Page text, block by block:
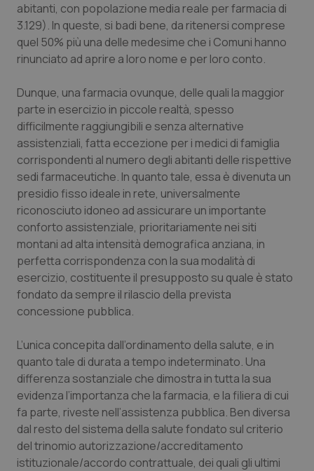
Sardegna
Sicilia
Toscana
Umbria
Valle D’Aosta
Veneto
Malattia di Crohn & Rettocolite Ulcerosa
Neuroscienze & patologie neurodegenerative
Obesità
Oftalmologia
Oncodermatologia
Oncoematologia
Oncologia & Nutrizione
Psoriasi & pelle
Quotidiano Cardiologia
Quotidiano Chirurgia
Quotidiano Oncologia
Quotidiano Pediatria
Rene & patologie urogenitali
abitanti, con popolazione media reale per farmacia di
3.129). In queste, si badi bene, da ritenersi comprese
quel 50% più una delle medesime che i Comuni hanno
rinunciato ad aprire a loro nome e per loro conto.
Dunque, una farmacia ovunque, delle quali la maggior
parte in esercizio in piccole realtà, spesso
difficilmente raggiungibili e senza alternative
assistenziali, fatta eccezione per i medici di famiglia
corrispondenti al numero degli abitanti delle rispettive
sedi farmaceutiche. In quanto tale, essa è divenuta un
presidio fisso ideale in rete, universalmente
riconosciuto idoneo ad assicurare un importante
conforto assistenziale, prioritariamente nei siti
montani ad alta intensità demografica anziana, in
perfetta corrispondenza con la sua modalità di
esercizio, costituente il presupposto su quale è stato
fondato da sempre il rilascio della prevista
concessione pubblica.
L’unica concepita dall’ordinamento della salute, e in
quanto tale di durata a tempo indeterminato. Una
differenza sostanziale che dimostra in tutta la sua
evidenza l’importanza che la farmacia, e la filiera di cui
fa parte, riveste nell’assistenza pubblica. Ben diversa
dal resto del sistema della salute fondato sul criterio
del trinomio autorizzazione/accreditamento
istituzionale/accordo contrattuale, dei quali gli ultimi